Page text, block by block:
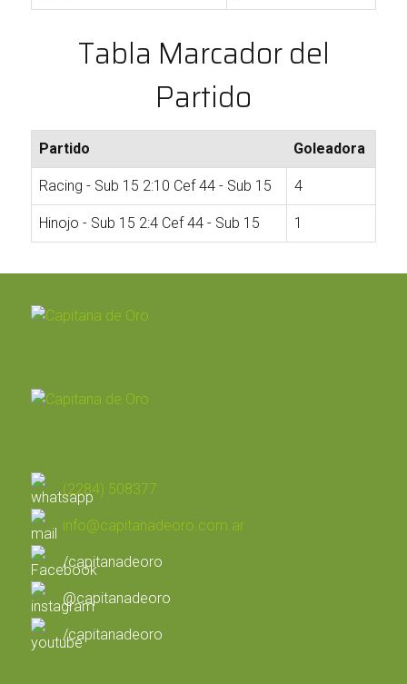
Tabla Marcador del
Partido
Partido Goleadora
Racing - Sub 15 2:10 Cef 44 - Sub 15 4
Hinojo - Sub 15 2:4 Cef 44 - Sub 15 1
(2284) 508377
info@capitanadeoro.com.ar
/capitanadeoro
@capitanadeoro
/capitanadeoro